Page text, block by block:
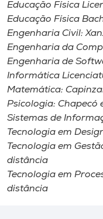
Educação Física
Educação Física
Engenharia Civil:
Engenharia da
Engenharia de
Informática
Matemática:
Psicologia: Chapecó
Sistemas de
Tecnologia em
Tecnologia em
distância
Tecnologia em
distância